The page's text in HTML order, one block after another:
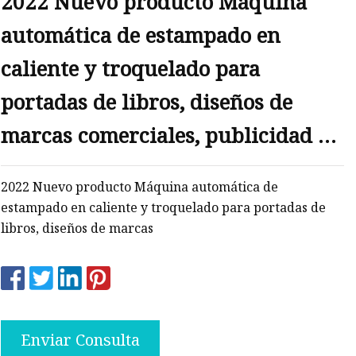
automática de estampado en
caliente y troquelado para
portadas de libros, diseños de
marcas comerciales, publicidad y
productos plásticos
2022 Nuevo producto Máquina automática de
estampado en caliente y troquelado para portadas de
libros, diseños de marcas
Enviar Consulta